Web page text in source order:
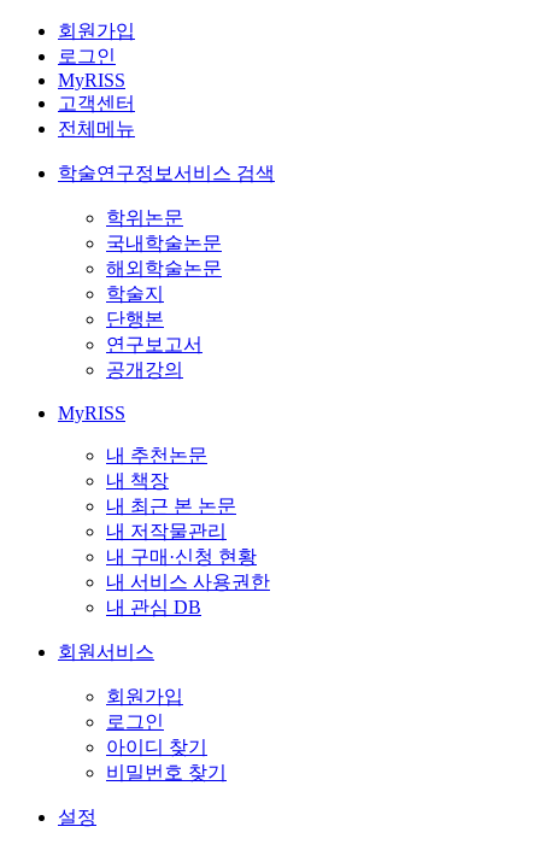
회원가입
로그인
MyRISS
고객센터
전체메뉴
학술연구정보서비스 검색
학위논문
국내학술논문
해외학술논문
학술지
단행본
연구보고서
공개강의
MyRISS
내 추천논문
내 책장
내 최근 본 논문
내 저작물관리
내 구매·신청 현황
내 서비스 사용권한
내 관심 DB
회원서비스
회원가입
로그인
아이디 찾기
비밀번호 찾기
설정